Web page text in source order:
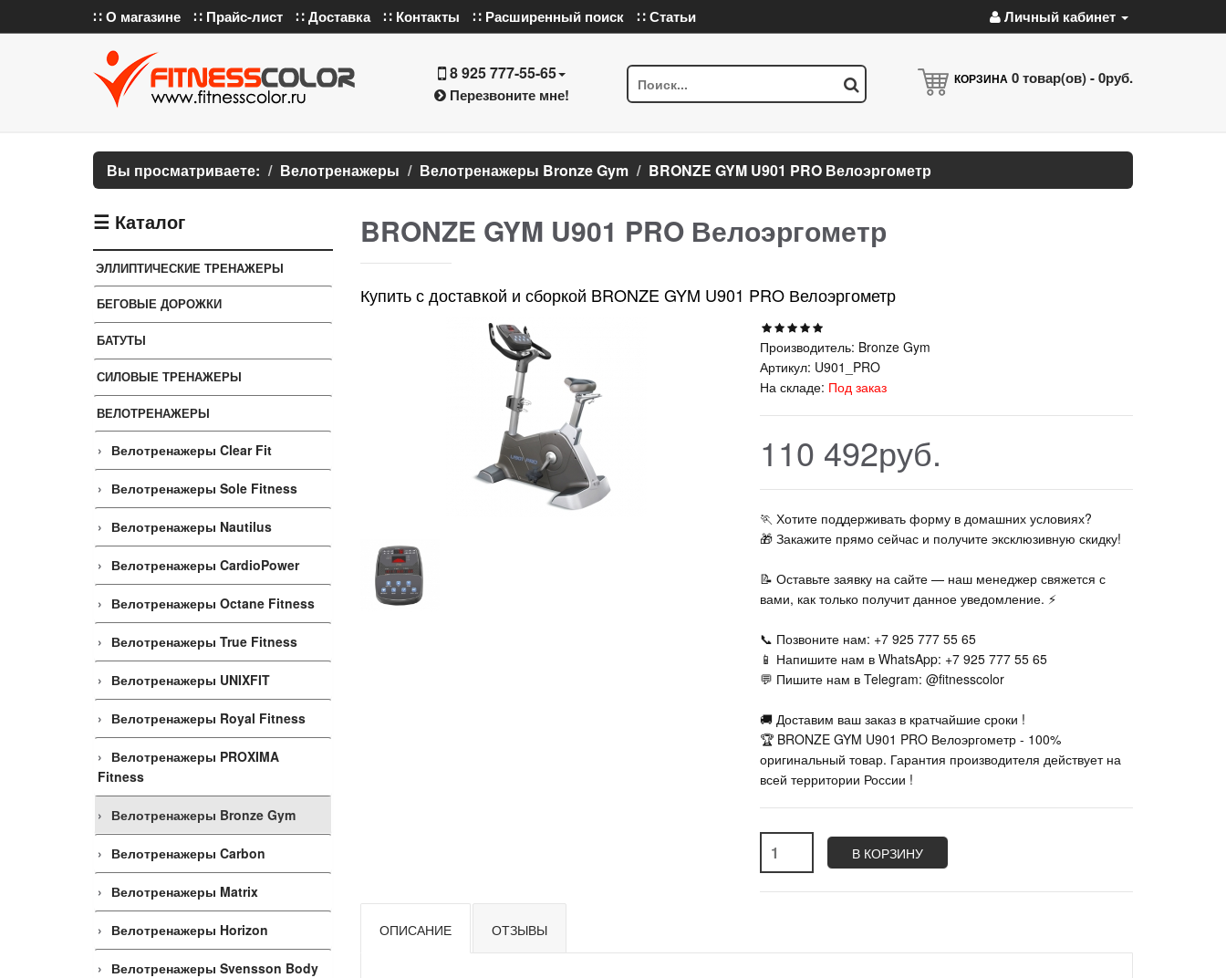
∷ О магазине ∷ Прайс-лист ∷ Доставка ∷ Контакты ∷ Расширенный поиск ∷ Статьи Личный кабинет
8 925 777-55-65
Перезвоните мне!
КОРЗИНА 0товар(ов) -0руб.
Вы просматриваете: Велотренажеры Велотренажеры Bronze Gym BRONZE GYM U901 PRO Велоэргометр
☰ Каталог
ЭЛЛИПТИЧЕСКИЕ ТРЕНАЖЕРЫ
БЕГОВЫЕ ДОРОЖКИ
БАТУТЫ
СИЛОВЫЕ ТРЕНАЖЕРЫ
ВЕЛОТРЕНАЖЕРЫ
Велотренажеры Clear Fit
Велотренажеры Sole Fitness
Велотренажеры Nautilus
Велотренажеры CardioPower
Велотренажеры Octane Fitness
Велотренажеры True Fitness
Велотренажеры UNIXFIT
Велотренажеры Royal Fitness
Велотренажеры PROXIMA
Fitness
Велотренажеры Bronze Gym
Велотренажеры Carbon
Велотренажеры Matrix
Велотренажеры Horizon
Велотренажеры Svensson Body
BRONZE GYM U901 PRO Велоэргометр
Купить с доставкой и сборкой BRONZE GYM U901 PRO Велоэргометр
Производитель: Bronze Gym
Артикул: U901_PRO
На складе: Под заказ
110 492руб.
🏃‍ Хотите поддерживать форму в домашних условиях?
🎁 Закажите прямо сейчас и получите эксклюзивную скидку!
📝 Оставьте заявку на сайте — наш менеджер свяжется с
вами, как только получит данное уведомление. ⚡
📞 Позвоните нам: +7 925 777 55 65
📱 Напишите нам в WhatsApp: +7 925 777 55 65
💬 Пишите нам в Telegram: @fitnesscolor
🚚 Доставим ваш заказ в кратчайшие сроки !
🏆 BRONZE GYM U901 PRO Велоэргометр - 100%
оригинальный товар. Гарантия производителя действует на
всей территории России !
В КОРЗИНУ
ОПИСАНИЕ ОТЗЫВЫ